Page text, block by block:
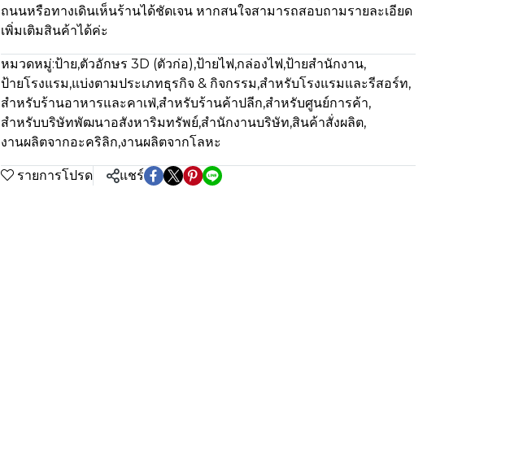
ถนนหรือทางเดินเห็นร้านได้ชัดเจน หากสนใจสามารถสอบถามรายละเอียด
เพิ่มเติมสินค้าได้ค่ะ
หมวดหมู่:ป้าย,ตัวอักษร 3D (ตัวก่อ),ป้ายไฟ,กล่องไฟ,ป้ายสำนักงาน,
ป้ายโรงแรม,แบ่งตามประเภทธุรกิจ & กิจกรรม,สำหรับโรงแรมและรีสอร์ท,
สำหรับร้านอาหารและคาเฟ่,สำหรับร้านค้าปลีก,สำหรับศูนย์การค้า,
สำหรับบริษัทพัฒนาอสังหาริมทรัพย์,สำนักงานบริษัท,สินค้าสั่งผลิต,
งานผลิตจากอะคริลิก,งานผลิตจากโลหะ
รายการโปรด แชร์